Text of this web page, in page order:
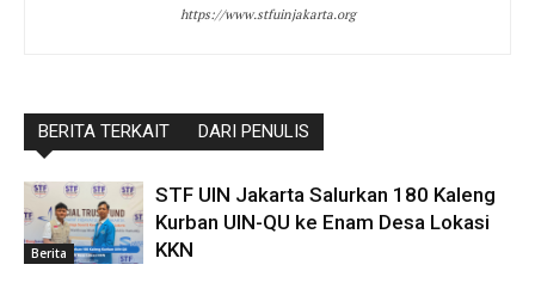
https://www.stfuinjakarta.org
BERITA TERKAIT DARI PENULIS
Berita
STF UIN Jakarta Salurkan 180 Kaleng
Kurban UIN-QU ke Enam Desa Lokasi
KKN